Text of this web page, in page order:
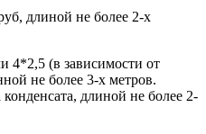
длиной не более 2-х
4*2,5 (в зависимости от
не более 3-х метров.
длиной не более 2-